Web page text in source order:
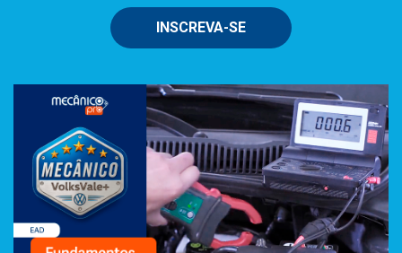
INSCREVA-SE